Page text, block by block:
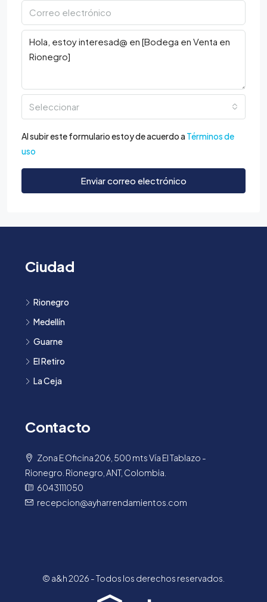
Seleccionar
Al subir este formulario estoy de acuerdo a Términos de
uso
Enviar correo electrónico
Ciudad
Rionegro
Medellín
Guarne
El Retiro
La Ceja
Contacto
Zona E Oficina 206, 500 mts Vía El Tablazo -
Rionegro. Rionegro, ANT, Colombia.
6043111050
recepcion@ayharrendamientos.com
© a&h 2026 - Todos los derechos reservados.